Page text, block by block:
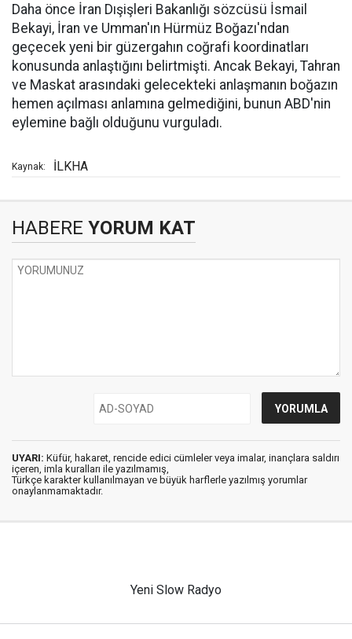
Daha önce İran Dışişleri Bakanlığı sözcüsü İsmail
Bekayi, İran ve Umman'ın Hürmüz Boğazı'ndan
geçecek yeni bir güzergahın coğrafi koordinatları
konusunda anlaştığını belirtmişti. Ancak Bekayi, Tahran
ve Maskat arasındaki gelecekteki anlaşmanın boğazın
hemen açılması anlamına gelmediğini, bunun ABD'nin
eylemine bağlı olduğunu vurguladı.
Kaynak: İLKHA
HABERE YORUM KAT
UYARI: Küfür, hakaret, rencide edici cümleler veya imalar, inançlara saldırı
içeren, imla kuralları ile yazılmamış,
Türkçe karakter kullanılmayan ve büyük harflerle yazılmış yorumlar
onaylanmamaktadır.
Yeni Slow Radyo